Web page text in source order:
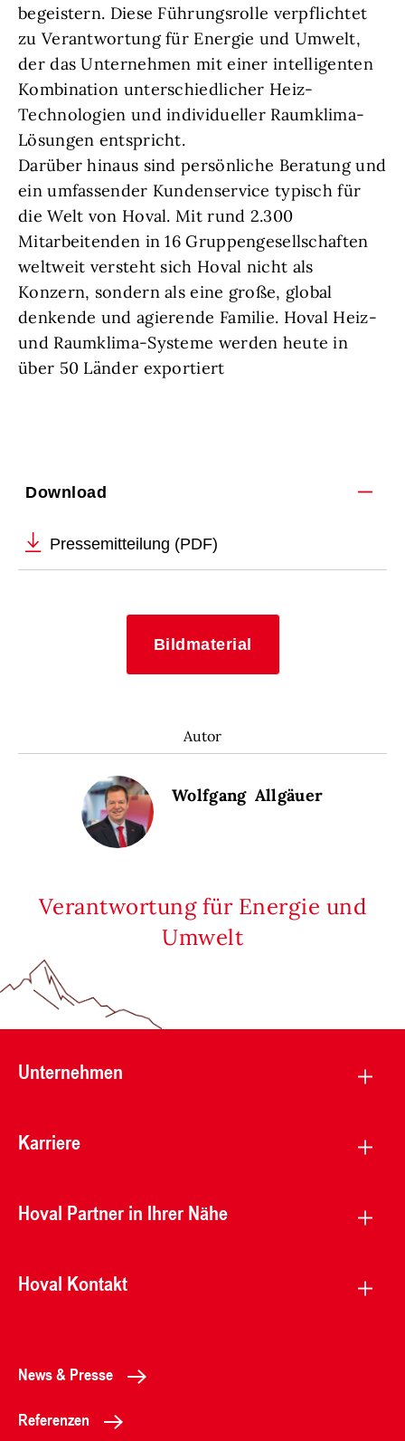
begeistern. Diese Führungsrolle verpflichtet
zu Verantwortung für Energie und Umwelt,
der das Unternehmen mit einer intelligenten
Kombination unterschiedlicher Heiz-
Technologien und individueller Raumklima-
Lösungen entspricht.
Darüber hinaus sind persönliche Beratung und
ein umfassender Kundenservice typisch für
die Welt von Hoval. Mit rund 2.300
Mitarbeitenden in 16 Gruppengesellschaften
weltweit versteht sich Hoval nicht als
Konzern, sondern als eine große, global
denkende und agierende Familie. Hoval Heiz-
und Raumklima-Systeme werden heute in
über 50 Länder exportiert
Download
Pressemitteilung (PDF)
Bildmaterial
Autor
Wolfgang Allgäuer
Verantwortung für Energie und
Umwelt
Unternehmen
Karriere
Hoval Partner in Ihrer Nähe
Hoval Kontakt
News & Presse
Referenzen